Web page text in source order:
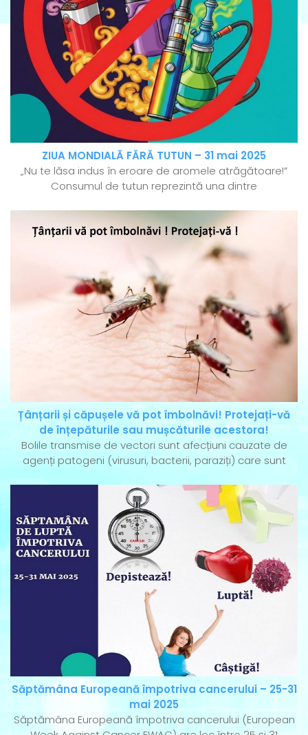
ZIUA MONDIALĂ FĂRĂ TUTUN – 31 mai 2025
„Nu te lăsa indus în eroare de aromele atrăgătoare!”
Consumul de tutun reprezintă una dintre
Țânțarii și căpușele vă pot îmbolnăvi! Protejați-vă
de înțepăturile sau mușcăturile acestora!
Bolile transmise de vectori sunt afecțiuni cauzate de
agenți patogeni (virusuri, bacterii, paraziți) care sunt
Săptămâna Europeană împotriva cancerului – 25-31
mai 2025
Săptămâna Europeană împotriva cancerului (European